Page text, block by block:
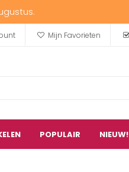
Mijn Favorieten
POPULAIR NIEUW!